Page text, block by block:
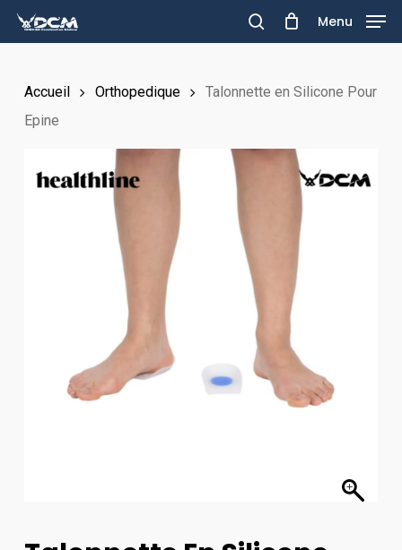
Skip
to
content
search
Menu
Accueil Orthopedique
Talonnette en Silicone Pour
Epine